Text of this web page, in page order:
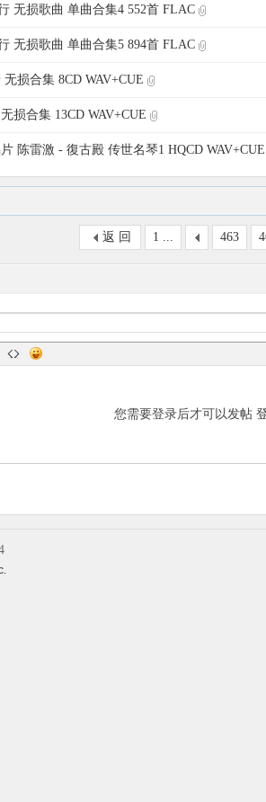
无损歌曲 单曲合集4 552首 FLAC
无损歌曲 单曲合集5 894首 FLAC
无损合集 8CD WAV+CUE
损合集 13CD WAV+CUE
片 陈雷激 - 復古殿 传世名琴1 HQCD WAV+CUE
1 ... 463
返 回
您需要登录后才可以发帖